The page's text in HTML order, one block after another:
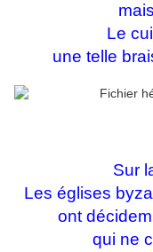
Le
une telle
Sur
Les églises
ont
qui ne